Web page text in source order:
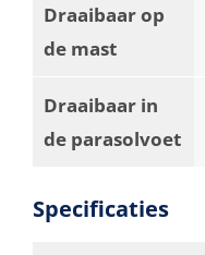
Draaibaar op
de mast
Draaibaar in
de parasolvoet
Specificaties